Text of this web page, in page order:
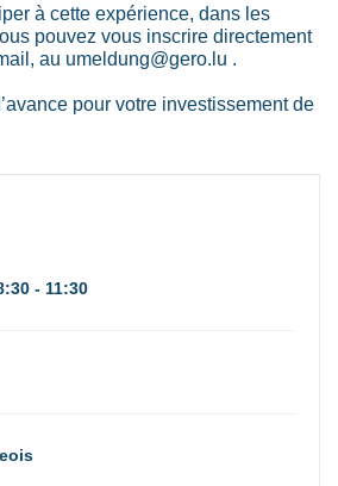
à cette expérience, dans les
pouvez vous inscrire directement
au umeldung@gero.lu .
pour votre investissement de
- 11:30